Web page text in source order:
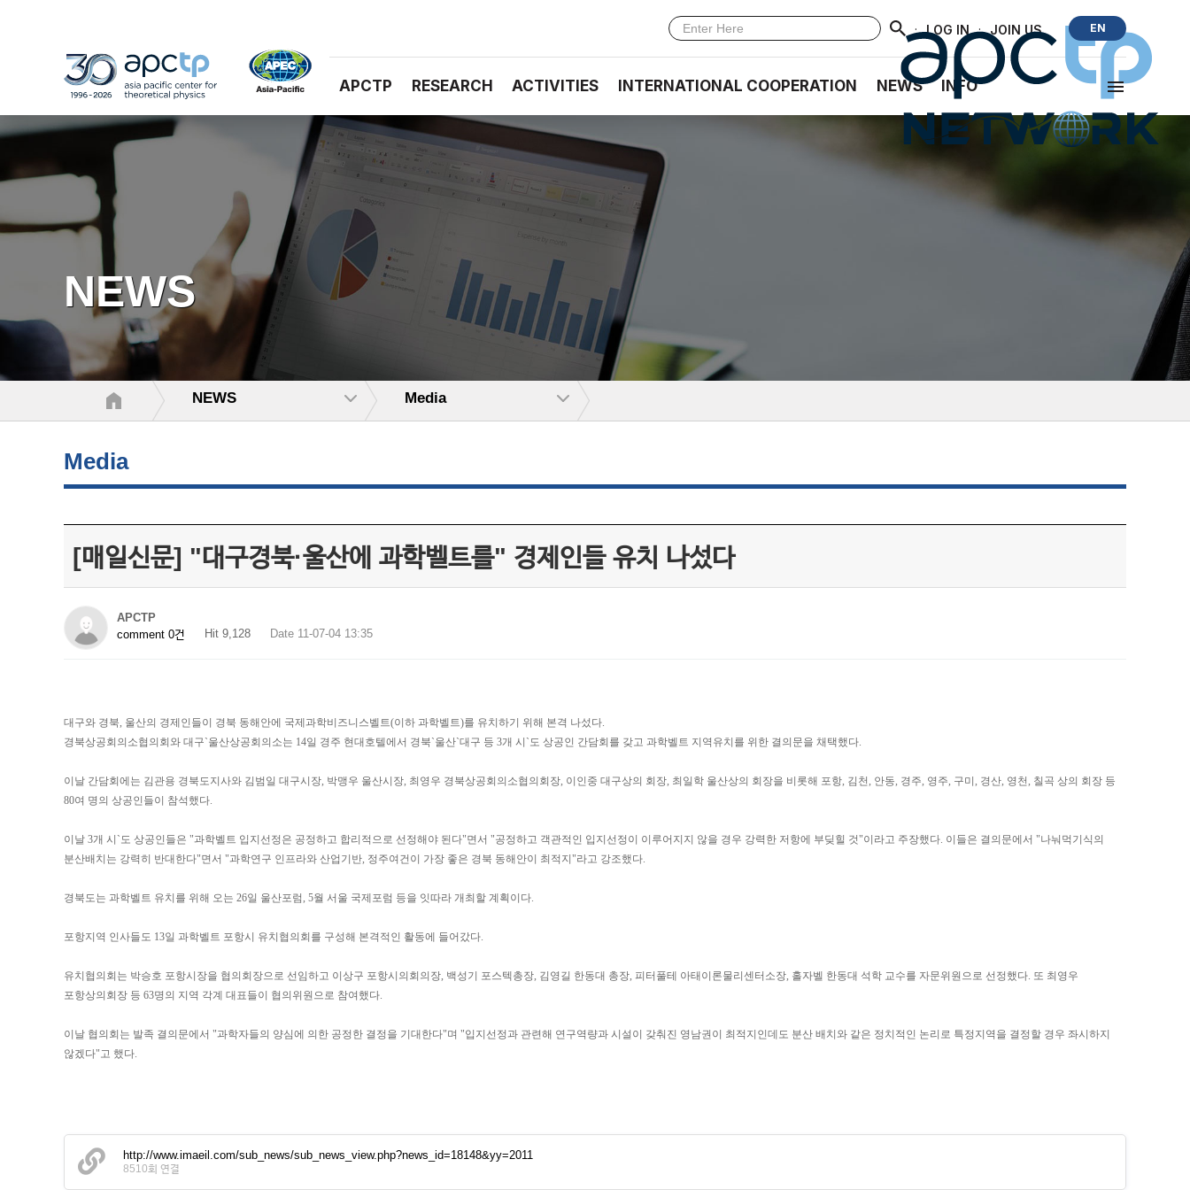
· LOG IN · JOIN US EN
APCTP RESEARCH ACTIVITIES INTERNATIONAL COOPERATION NEWS INFO
NEWS
NEWS Media
Media
[매일신문] "대구경북·울산에 과학벨트를" 경제인들 유치 나섰다
APCTP
comment 0건
Hit 9,128 Date 11-07-04 13:35
대구와 경북, 울산의 경제인들이 경북 동해안에 국제과학비즈니스벨트(이하 과학벨트)를 유치하기 위해 본격 나섰다.
경북상공회의소협의회와 대구`울산상공회의소는 14일 경주 현대호텔에서 경북`울산`대구 등 3개 시`도 상공인 간담회를 갖고 과학벨트 지역유치를 위한 결의문을 채택했다.
이날 간담회에는 김관용 경북도지사와 김범일 대구시장, 박맹우 울산시장, 최영우 경북상공회의소협의회장, 이인중 대구상의 회장, 최일학 울산상의 회장을 비롯해 포항, 김천, 안동, 경주, 영주, 구미, 경산, 영천, 칠곡 상의 회장 등
80여 명의 상공인들이 참석했다.
이날 3개 시`도 상공인들은 "과학벨트 입지선정은 공정하고 합리적으로 선정해야 된다"면서 "공정하고 객관적인 입지선정이 이루어지지 않을 경우 강력한 저항에 부딪힐 것"이라고 주장했다. 이들은 결의문에서 "나눠먹기식의
분산배치는 강력히 반대한다"면서 "과학연구 인프라와 산업기반, 정주여건이 가장 좋은 경북 동해안이 최적지"라고 강조했다.
경북도는 과학벨트 유치를 위해 오는 26일 울산포럼, 5월 서울 국제포럼 등을 잇따라 개최할 계획이다.
포항지역 인사들도 13일 과학벨트 포항시 유치협의회를 구성해 본격적인 활동에 들어갔다.
유치협의회는 박승호 포항시장을 협의회장으로 선임하고 이상구 포항시의회의장, 백성기 포스텍총장, 김영길 한동대 총장, 피터풀테 아태이론물리센터소장, 홀자벨 한동대 석학 교수를 자문위원으로 선정했다. 또 최영우
포항상의회장 등 63명의 지역 각계 대표들이 협의위원으로 참여했다.
이날 협의회는 발족 결의문에서 "과학자들의 양심에 의한 공정한 결정을 기대한다"며 "입지선정과 관련해 연구역량과 시설이 갖춰진 영남권이 최적지인데도 분산 배치와 같은 정치적인 논리로 특정지역을 결정할 경우 좌시하지
않겠다"고 했다.
http://www.imaeil.com/sub_news/sub_news_view.php?news_id=18148&yy=2011
8510회 연결